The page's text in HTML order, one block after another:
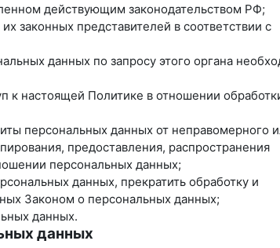
действующим законодательством РФ;
законных представителей в соответствии с
данных по запросу этого органа
к настоящей Политике в отношении
персональных данных от неправомерного
предоставления, распространения
персональных данных;
данных, прекратить обработку и
Законом о персональных данных;
данных.
данных